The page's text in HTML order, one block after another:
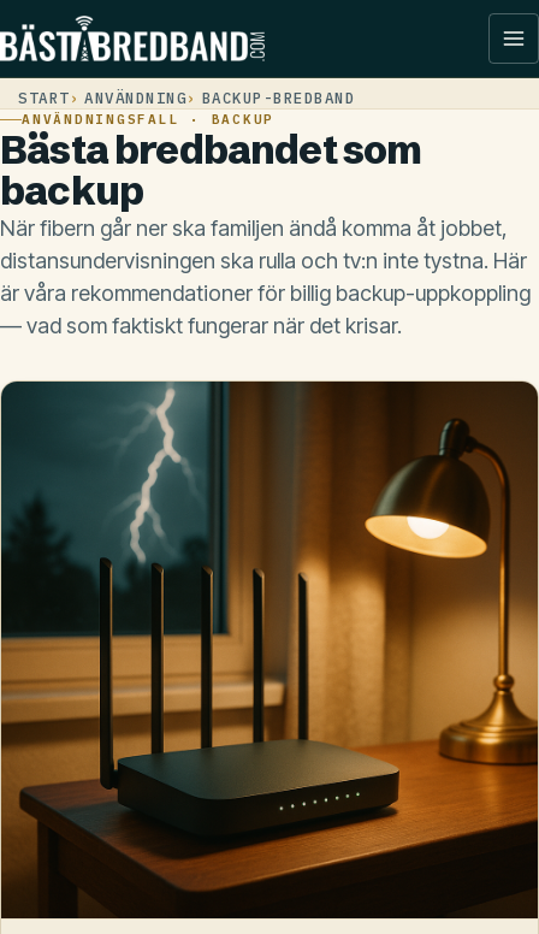
START ANVÄNDNING BACKUP-BREDBAND
ANVÄNDNINGSFALL · BACKUP
Bästa bredbandet som
backup
När fibern går ner ska familjen ändå komma åt jobbet,
distansundervisningen ska rulla och tv:n inte tystna. Här
är våra rekommendationer för billig backup-uppkoppling
— vad som faktiskt fungerar när det krisar.